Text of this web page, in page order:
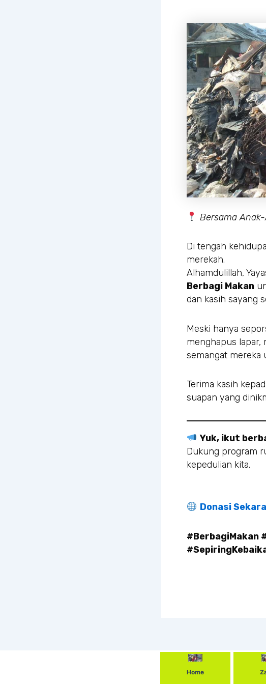
Bersama
Di tengah
merekah.
Alhamdulillah,
Berbagi Makan
dan kasih sayang
Meski hanya
menghapus lapar,
semangat
Terima kasih
suapan yang
Yuk, ikut
Dukung program
kepedulian kita.
Donasi
#BerbagiMakan
Home